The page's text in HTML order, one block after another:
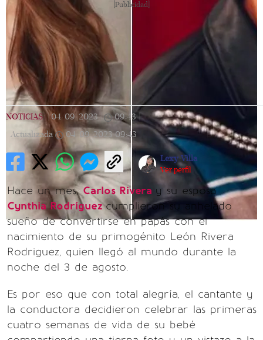
[Publicidad]
NOTICIAS | 04/09/2023 | 09:43 |
Actualizada
04/09/2023 09:43
Lexy Villa
Ver perfil
Hace un mes,Carlos Rivera y su esposa
Cynthia Rodríguezcumplieron su anhelado
sueño de convertirse en papás con el
nacimiento de su primogénito León Rivera
Rodriguez, quien llegó al mundo durante la
noche del 3 de agosto.
Es por eso que con total alegría, el cantante y
la conductora decidieron celebrar las primeras
cuatro semanas de vida de su bebé